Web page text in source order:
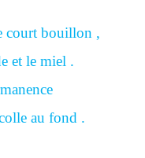
court bouillon ,
et le miel .
au fond .